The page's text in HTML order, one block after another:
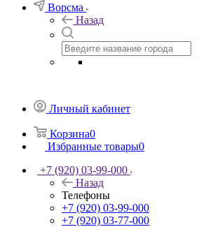
Ворсма
Назад
Личный кабинет
Корзина0
Избранные товары0
+7 (920) 03-99-000
Назад
Телефоны
+7 (920) 03-99-000
+7 (920) 03-77-000